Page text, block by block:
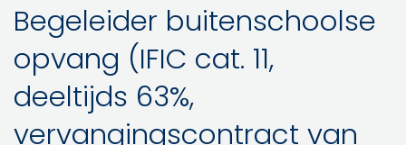
Begeleider buitenschoolse
opvang (IFIC cat. 11,
deeltijds 63%,
vervangingscontract van